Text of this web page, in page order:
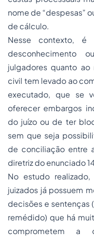
nome de “despesas”
de cálculo.
Nesse contexto, é
desconhecimento
julgadores quanto ao
civil tem levado ao
executado, que se
oferecer embargos
do juízo ou de ter
sem que seja
de conciliação entre
diretriz do enunciado
No estudo
juizados já possuem
decisões e sentenças
remédido) que há
comprometem a